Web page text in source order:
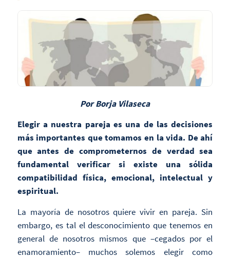
Por Borja Vilaseca
Elegir a nuestra pareja es una de las decisiones
más importantes que tomamos en la vida. De ahí
que antes de comprometernos de verdad sea
fundamental verificar si existe una sólida
compatibilidad física, emocional, intelectual y
espiritual.
La mayoría de nosotros quiere vivir en pareja. Sin
embargo, es tal el desconocimiento que tenemos en
general de nosotros mismos que –cegados por el
enamoramiento– muchos solemos elegir como